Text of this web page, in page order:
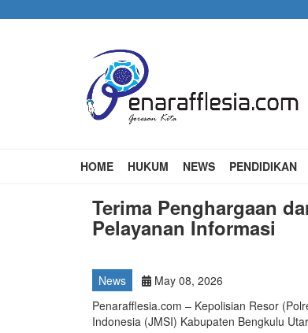
to
Main
HOME HUKUM NEWS PENDIDIKAN
Terima Penghargaan
Pelayanan Informasi
News
May 08, 2026
Penarafflesia.com – Kepolisian Resor
Indonesia (JMSI) Kabupaten Bengkulu